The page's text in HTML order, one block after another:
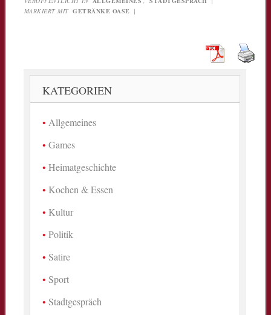
MARKIERT MIT GETRÄNKE OASE |
KATEGORIEN
Allgemeines
Games
Heimatgeschichte
Kochen & Essen
Kultur
Politik
Satire
Sport
Stadtgespräch